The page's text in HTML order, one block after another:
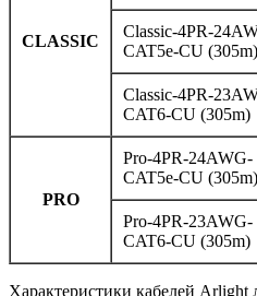
CLASSIC
Classic-4PR-
CAT5e-CU (305m)
Classic-4PR-
CAT6-CU (305m)
PRO
Pro-4PR-24AWG-
CAT5e-CU (305m)
Pro-4PR-23AWG-
CAT6-CU (305m)
Характеристики кабелей Arlight